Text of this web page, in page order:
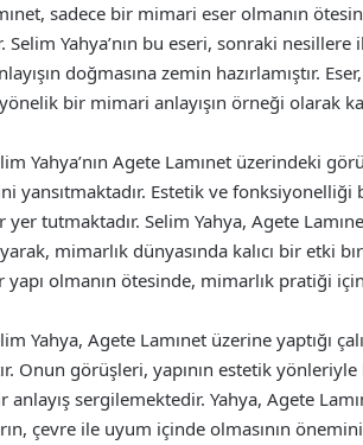
sadece bir mimari eser olmanın
Selim Yahya’nın bu eseri, sonraki
doğmasına zemin hazırlamıştır.
bir mimari anlayışın örneği olarak
Yahya’nın Agete Lamınet üzerindeki
yansıtmaktadır. Estetik ve
tutmaktadır. Selim Yahya, Agete
mimarlık dünyasında kalıcı bir etki
yapı olmanın ötesinde, mimarlık pratiği
Yahya, Agete Lamınet üzerine yaptığı
Onun görüşleri, yapının estetik
anlayış sergilemektedir. Yahya, Agete
çevre ile uyum içinde olmasının